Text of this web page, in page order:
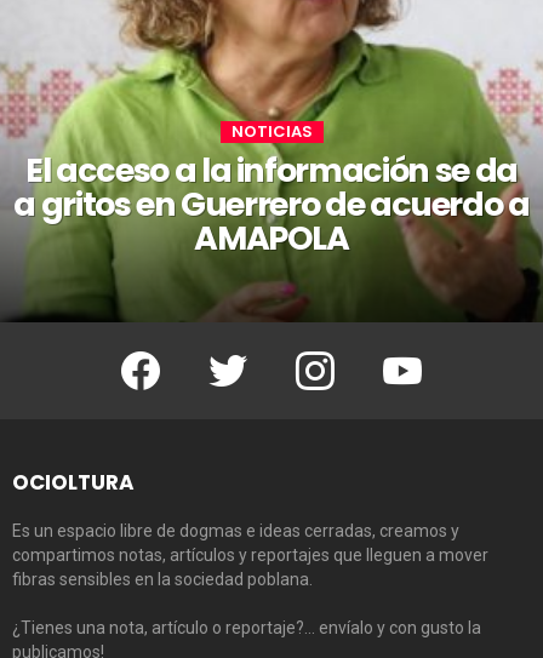
NOTICIAS
El acceso a la información se da
a gritos en Guerrero de acuerdo a
AMAPOLA
Facebook Twitter Instagram Youtube
OCIOLTURA
Es un espacio libre de dogmas e ideas cerradas, creamos y
compartimos notas, artículos y reportajes que lleguen a mover
fibras sensibles en la sociedad poblana.
¿Tienes una nota, artículo o reportaje?… envíalo y con gusto la
publicamos!